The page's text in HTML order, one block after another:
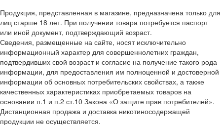
Продукция, представленная в магазине, предназначена только для
лиц старше 18 лет. При получении товара потребуется паспорт
или иной документ, подтверждающий возраст.
Сведения, размещенные на сайте, носят исключительно
информационный характер для совершеннолетних граждан,
подтвердивших свой возраст и согласие на получение такого рода
информации, для предоставления им полноценной и достоверной
информации об основных потребительских свойствах, а также
качественных характеристиках приобретаемых товаров на
основании п.1 и п.2 ст.10 Закона «О защите прав потребителей».
Дистанционная продажа и доставка никотиносодержащей
продукции не осуществляется.